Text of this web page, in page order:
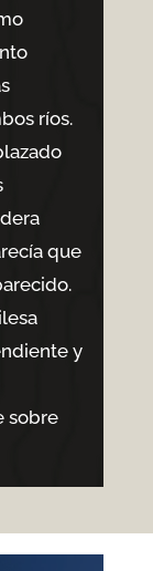
ríos.
que
y
sobre